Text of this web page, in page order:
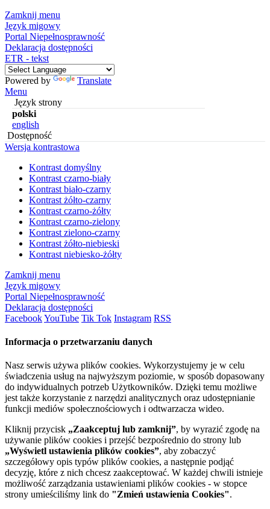
Zamknij menu
Język migowy
Portal Niepełnosprawność
Deklaracja dostępności
ETR - tekst
Powered by
Translate
Menu
Język strony
polski
english
Dostępność
Wersja kontrastowa
Kontrast domyślny
Kontrast czarno-biały
Kontrast biało-czarny
Kontrast żółto-czarny
Kontrast czarno-żółty
Kontrast czarno-zielony
Kontrast zielono-czarny
Kontrast żółto-niebieski
Kontrast niebiesko-żółty
Zamknij menu
Język migowy
Portal Niepełnosprawność
Deklaracja dostępności
FacebookYouTube Tik Tok Instagram RSS
Informacja o przetwarzaniu danych
Nasz serwis używa plików cookies. Wykorzystujemy je w celu
świadczenia usług na najwyższym poziomie, w sposób dopasowany
do indywidualnych potrzeb Użytkowników. Dzięki temu możliwe
jest także korzystanie z narzędzi analitycznych oraz udostępnianie
funkcji mediów społecznościowych i odtwarzacza wideo.
Kliknij przycisk „Zaakceptuj lub zamknij”, by wyrazić zgodę na
używanie plików cookies i przejść bezpośrednio do strony lub
„Wyświetl ustawienia plików cookies”, aby zobaczyć
szczegółowy opis typów plików cookies, a następnie podjąć
decyzję, które z nich chcesz zaakceptować. W każdej chwili istnieje
możliwość zarządzania ustawieniami plików cookies - w stopce
strony umieściliśmy link do "Zmień ustawienia Cookies".